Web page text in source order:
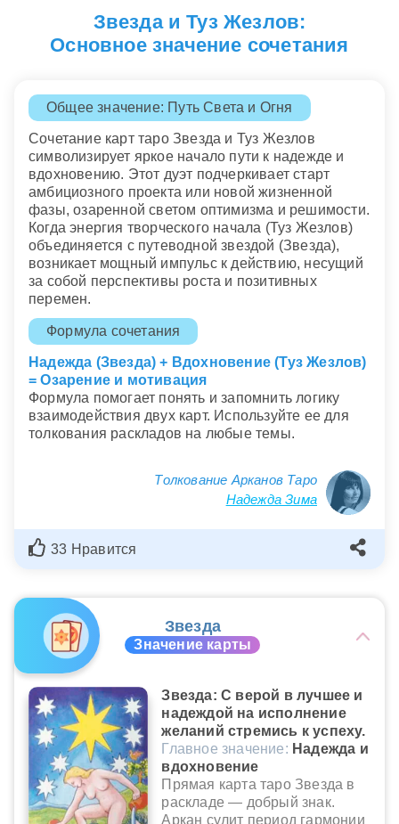
Звезда и Туз Жезлов:
Основное значение сочетания
Общее значение: Путь Света и Огня
Сочетание карт таро Звезда и Туз Жезлов
символизирует яркое начало пути к надежде и
вдохновению. Этот дуэт подчеркивает старт
амбициозного проекта или новой жизненной
фазы, озаренной светом оптимизма и решимости.
Когда энергия творческого начала (Туз Жезлов)
объединяется с путеводной звездой (Звезда),
возникает мощный импульс к действию, несущий
за собой перспективы роста и позитивных
перемен.
Формула сочетания
Надежда (Звезда) + Вдохновение (Туз Жезлов)
= Озарение и мотивация
Формула помогает понять и запомнить логику
взаимодействия двух карт. Используйте ее для
толкования раскладов на любые темы.
Толкование Арканов Таро
Надежда Зима
33 Нравится
Звезда
Значение карты
Звезда: С верой в лучшее и
надеждой на исполнение
желаний стремись к успеху.
Главное значение: Надежда и
вдохновение
Прямая карта таро Звезда в
раскладе — добрый знак.
Аркан сулит период гармонии